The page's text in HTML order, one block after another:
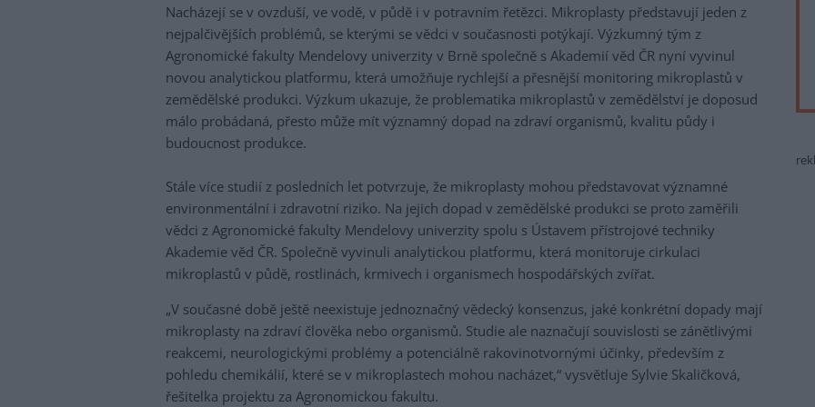
Nacházejí se v ovzduší, ve vodě, v půdě i v potravním řetězci. Mikroplasty představují jeden z
nejpalčivějších problémů, se kterými se vědci v současnosti potýkají. Výzkumný tým z
Agronomické fakulty Mendelovy univerzity v Brně společně s Akademií věd ČR nyní vyvinul
novou analytickou platformu, která umožňuje rychlejší a přesnější monitoring mikroplastů v
zemědělské produkci. Výzkum ukazuje, že problematika mikroplastů v zemědělství je doposud
málo probádaná, přesto může mít významný dopad na zdraví organismů, kvalitu půdy i
budoucnost produkce.
Stále více studií z posledních let potvrzuje, že mikroplasty mohou představovat významné
environmentální i zdravotní riziko. Na jejich dopad v zemědělské produkci se proto zaměřili
vědci z Agronomické fakulty Mendelovy univerzity spolu s Ústavem přístrojové techniky
Akademie věd ČR. Společně vyvinuli analytickou platformu, která monitoruje cirkulaci
mikroplastů v půdě, rostlinách, krmivech i organismech hospodářských zvířat.
„V současné době ještě neexistuje jednoznačný vědecký konsenzus, jaké konkrétní dopady mají
mikroplasty na zdraví člověka nebo organismů. Studie ale naznačují souvislosti se zánětlivými
reakcemi, neurologickými problémy a potenciálně rakovinotvornými účinky, především z
pohledu chemikálií, které se v mikroplastech mohou nacházet,“ vysvětluje Sylvie Skaličková,
řešitelka projektu za Agronomickou fakultu.